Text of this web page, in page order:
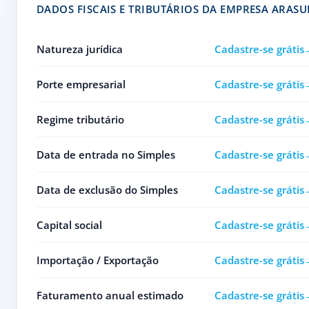
DADOS FISCAIS E TRIBUTÁRIOS DA EMPRESA
Natureza jurídica Cadastre-se grátis
Porte empresarial Cadastre-se grátis
Regime tributário Cadastre-se grátis
Data de entrada no Simples Cadastre-se grátis
Data de exclusão do Simples Cadastre-se grátis
Capital social Cadastre-se grátis
Importação / Exportação Cadastre-se grátis
Faturamento anual estimado Cadastre-se grátis